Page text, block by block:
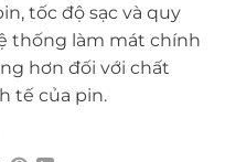
tốc độ sạc và quy
thống làm mát chính
hơn đối với chất
tế của pin.